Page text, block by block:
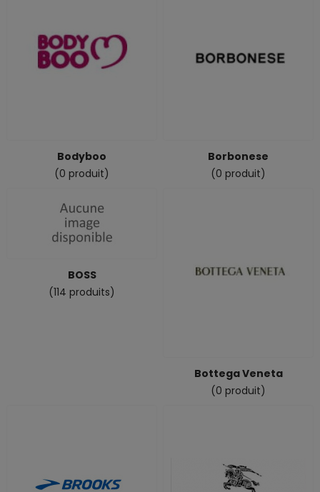
Bodyboo
(0 produit)
Borbonese
(0 produit)
BOSS
(114 produits)
Bottega Veneta
(0 produit)